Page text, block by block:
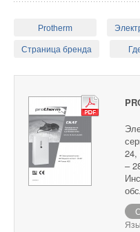
Protherm
Страница бренда
24,
–